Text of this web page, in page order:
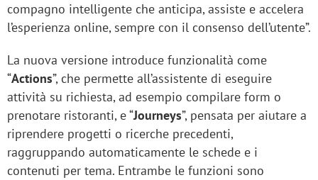
compagno intelligente che anticipa, assiste e accelera
l’esperienza online, sempre con il consenso dell’utente”.
La nuova versione introduce funzionalità come
“Actions”, che permette all’assistente di eseguire
attività su richiesta, ad esempio compilare form o
prenotare ristoranti, e “Journeys”, pensata per aiutare a
riprendere progetti o ricerche precedenti,
raggruppando automaticamente le schede e i
contenuti per tema. Entrambe le funzioni sono